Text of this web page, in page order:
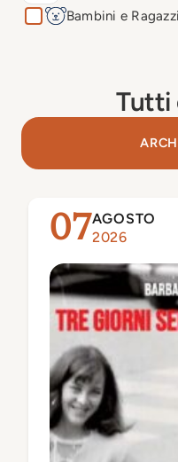
Bambini e Ragazzi
Tutti
07AGOSTO
2026